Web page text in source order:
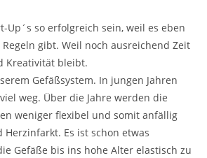
Up´s so erfolgreich sein, weil es eben
gibt. Weil noch ausreichend Zeit
Kreativität bleibt.
Gefäßsystem. In jungen Jahren
weg. Über die Jahre werden die
weniger flexibel und somit anfällig
Es ist schon etwas
Gefäße bis ins hohe Alter elastisch zu